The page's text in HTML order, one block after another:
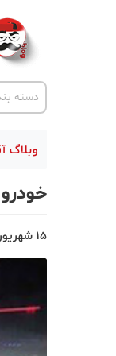
دسته
اخبار
ترکیه
جاذبه
حقوقی
وبلاگ
15 شهریور 1401